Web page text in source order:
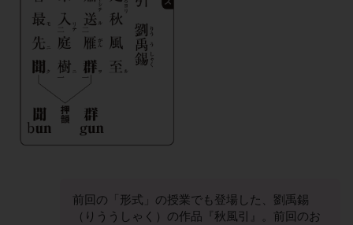
前回の「形式」の授業でも登場した、劉禹錫
（りううしゃく）の作品『秋風引』。前回のお